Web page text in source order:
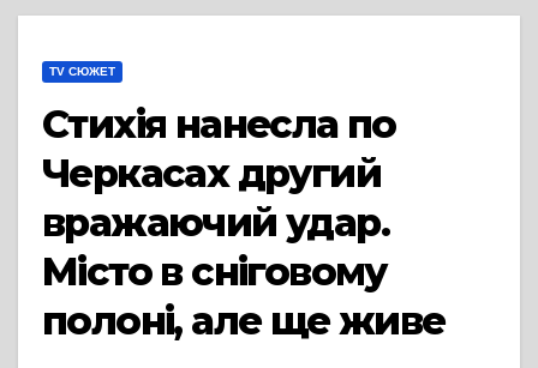
TV СЮЖЕТ
Стихія нанесла по
Черкасах другий
вражаючий удар.
Місто в сніговому
полоні, але ще живе